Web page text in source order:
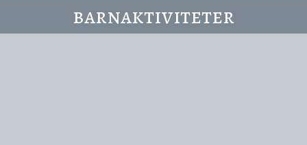
barnaktiviteter